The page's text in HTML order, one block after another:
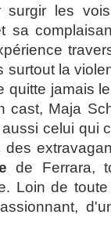
surgir les
sa
surtout la
quitte jamais
cast, Maja
celui qui
des
de Ferrara,
Loin de